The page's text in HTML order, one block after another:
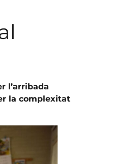
l’arribada
la complexitat